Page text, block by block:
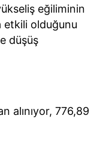
eğiliminin
etkili olduğunu
düşüş
alınıyor, 776,89